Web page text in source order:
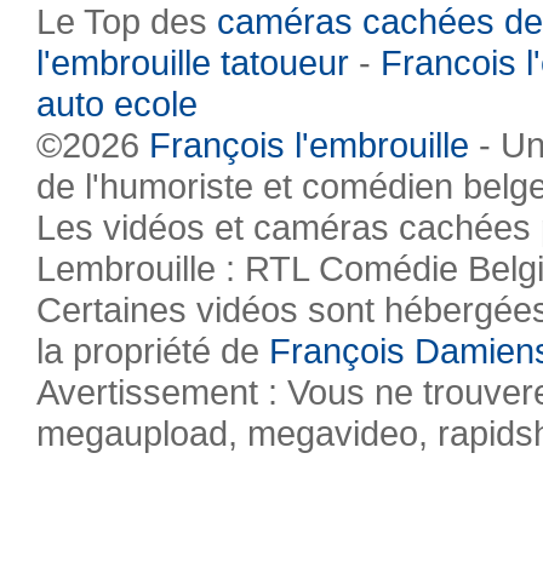
Le Top des caméras cachées
l'embrouille tatoueur - Francois
auto ecole
©2026 François l'embrouille -
de l'humoriste et comédien
Les vidéos et caméras
Lembrouille : RTL Comédie
Certaines vidéos sont
la propriété de François
Avertissement : Vous ne
megaupload, megavideo,